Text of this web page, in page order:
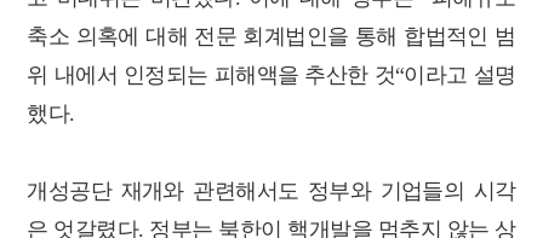
축소 의혹에 대해 전문 회계법인을 통해 합법적인 범
위 내에서 인정되는 피해액을 추산한 것“이라고 설명
했다.
개성공단 재개와 관련해서도 정부와 기업들의 시각
은 엇갈렸다. 정부는 북한이 핵개발을 멈추지 않는 상